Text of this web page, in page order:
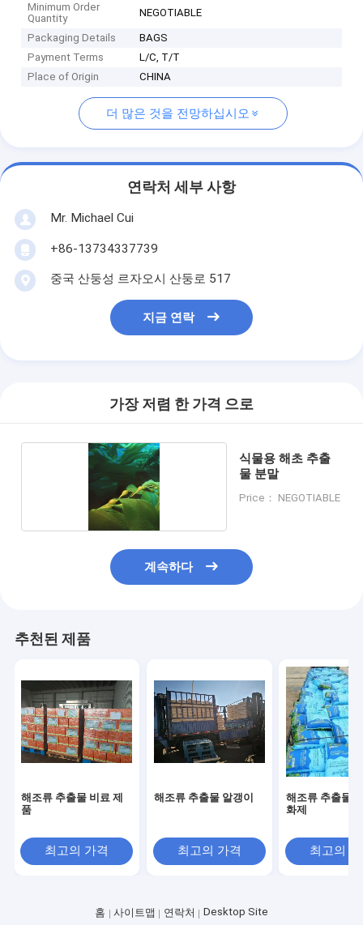
Minimum Order
Quantity
NEGOTIABLE
Packaging Details
BAGS
Payment Terms
L/C, T/T
Place of Origin
CHINA
더 많은 것을 전망하십시오
연락처 세부 사항
Mr. Michael Cui
+86-13734337739
중국 산둥성 르자오시 산둥로 517
지금 연락
가장 저렴 한 가격 으로
식물용 해초 추출
물 분말
Price： NEGOTIABLE
계속하다
추천된 제품
해조류 추출물 비료 제
품
최고의 가격
해조류 추출물 알갱이
최고의 가격
해조류 추출물
화제
최고의
홈 사이트맵 연락처
Desktop Site